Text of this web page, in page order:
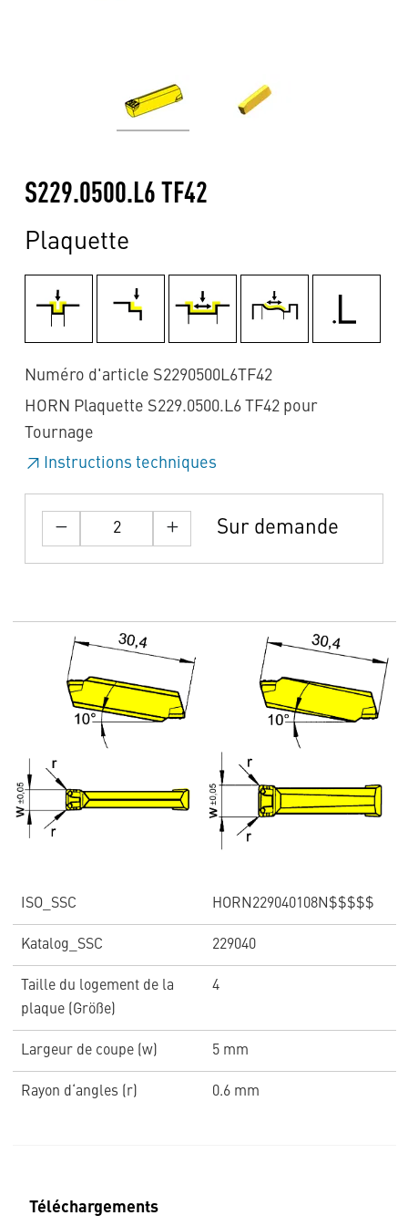
S229.0500.L6 TF42
Plaquette
Numéro d'article S2290500L6TF42
HORN Plaquette S229.0500.L6 TF42 pour
Tournage
Instructions techniques
Sur demande
ISO_SSC HORN229040108N$$$$$
Katalog_SSC 229040
Taille du logement de la
plaque (Größe)
4
Largeur de coupe (w) 5 mm
Rayon d‘angles (r) 0.6 mm
Téléchargements